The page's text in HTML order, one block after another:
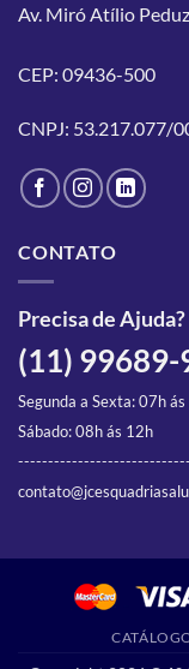
As
ser
na
do
Av. Miró Atílio
CEP: 09436-500
CNPJ: 53.217.077/
CONTATO
Precisa de Ajuda?
(11)
Segunda a Sexta: 07h
Sábado: 08h ás 12h